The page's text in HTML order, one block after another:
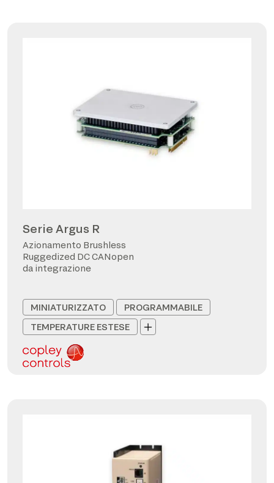
Serie Argus R
Azionamento Brushless
Ruggedized DC CANopen
da integrazione
MINIATURIZZATO
PROGRAMMABILE
TEMPERATURE ESTESE